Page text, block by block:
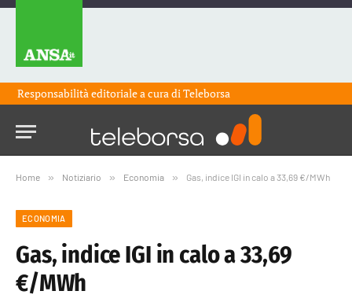
Responsabilità editoriale a cura diTeleborsa
Home » Notiziario » Economia » Gas, indice IGI in calo a 33,69 €/MWh
ECONOMIA
Gas, indice IGI in calo a 33,69
€/MWh